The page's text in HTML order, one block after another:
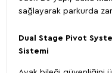
sağlayarak parkurda
Dual Stage Pivot
Sistemi